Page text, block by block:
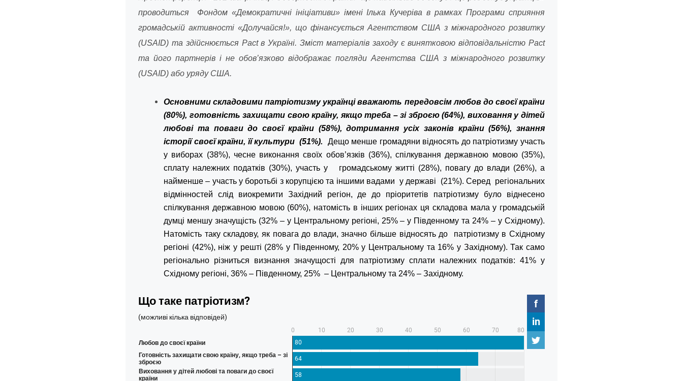
проводиться Фондом «Демократичні ініціативи» імені Ілька Кучеріва в рамках Програми сприяння
громадській активності «Долучайся!», що фінансується Агентством США з міжнародного розвитку
(USAID) та здійснюється Pact в Україні. Зміст матеріалів заходу є винятковою відповідальністю Pact
та його партнерів i не обов’язково відображає погляди Агентства США з міжнародного розвитку
(USAID) або уряду США.
Основними складовими патріотизму українці вважають передовсім любов до своєї країни
(80%), готовність захищати свою країну, якщо треба – зі зброєю (64%), виховання у дітей
любові та поваги до своєї країни (58%),дотримання усіх законів країни (56%), знання
історії своєї країни, її культури (51%). Дещо менше громадяни відносять до патріотизму участь
у виборах (38%), чесне виконання своїх обов’язків (36%), спілкування державною мовою (35%),
сплату належних податків (30%), участь у громадському житті (28%), повагу до влади (26%), а
найменше – участь у боротьбі з корупцією та іншими вадами у державі (21%). Серед регіональних
відмінностей слід виокремити Західний регіон, де до пріоритетів патріотизму було віднесено
спілкування державною мовою (60%), натомість в інших регіонах ця складова мала у громадській
думці меншу значущість (32% – у Центральному регіоні, 25% – у Південному та 24% – у Східному).
Натомість таку складову, як повага до влади, значно більше відносять до патріотизму в Східному
регіоні (42%), ніж у решті (28% у Південному, 20% у Центральному та 16% у Західному). Так само
регіонально різниться визнання значущості для патріотизму сплати належних податків: 41% у
Східному регіоні, 36% – Південному, 25% – Центральному та 24% – Західному.